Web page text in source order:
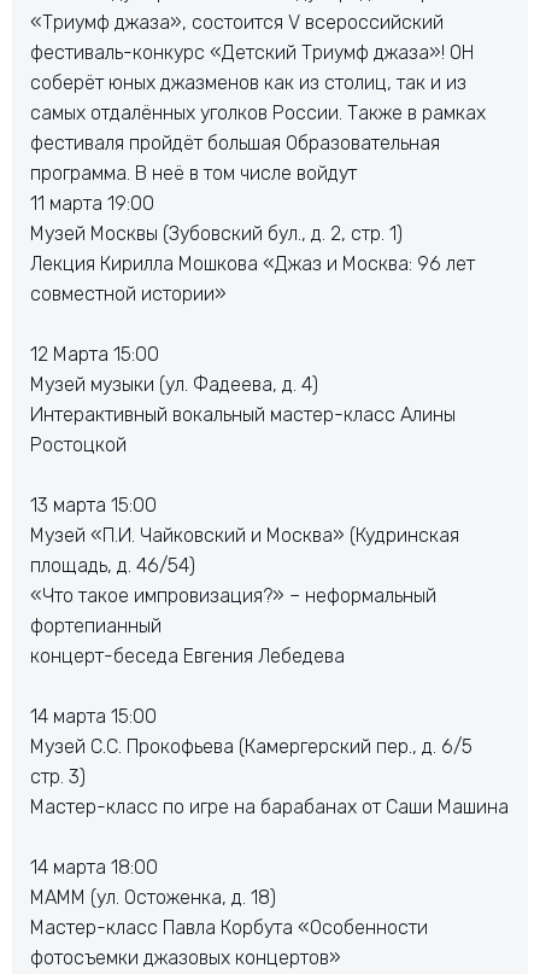
«Триумф джаза», состоится V всероссийский
фестиваль-конкурс «Детский Триумф джаза»! ОН
соберёт юных джазменов как из столиц, так и из
самых отдалённых уголков России. Также в рамках
фестиваля пройдёт большая Образовательная
программа. В неё в том числе войдут
11 марта 19:00
Музей Москвы (Зубовский бул., д. 2, стр. 1)
Лекция Кирилла Мошкова «Джаз и Москва: 96 лет
совместной истории»
12 Марта 15:00
Музей музыки (ул. Фадеева, д. 4)
Интерактивный вокальный мастер-класс Алины
Ростоцкой
13 марта 15:00
Музей «П.И. Чайковский и Москва» (Кудринская
площадь, д. 46/54)
«Что такое импровизация?» – неформальный
фортепианный
концерт-беседа Евгения Лебедева
14 марта 15:00
Музей С.С. Прокофьева (Камергерский пер., д. 6/5
стр. 3)
Мастер-класс по игре на барабанах от Саши Машина
14 марта 18:00
МАММ (ул. Остоженка, д. 18)
Мастер-класс Павла Корбута «Особенности
фотосъемки джазовых концертов»